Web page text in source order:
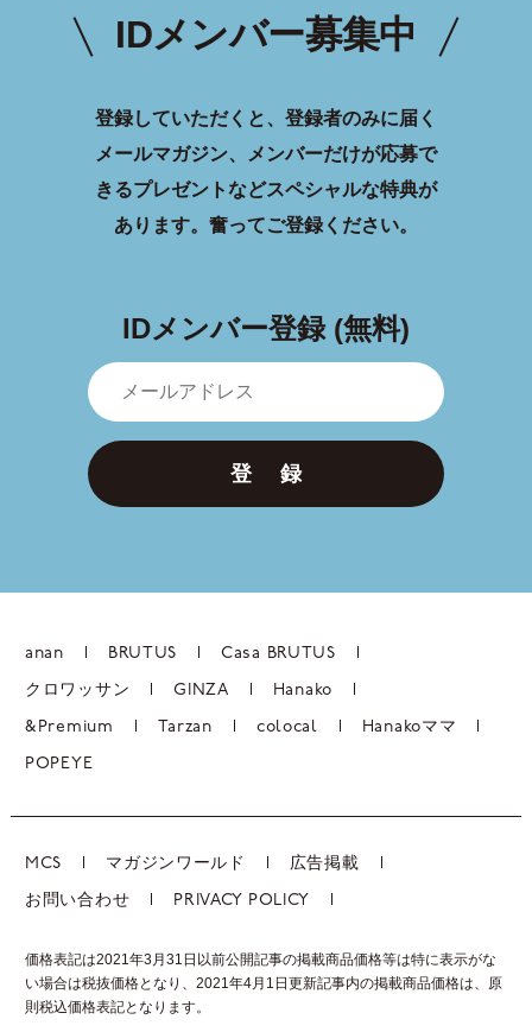
IDメンバー募集中
登録していただくと、登録者のみに届く
メールマガジン、メンバーだけが応募で
きるプレゼントなどスペシャルな特典が
あります。 奮ってご登録ください。
IDメンバー登録 (無料)
登 録
anan BRUTUS Casa BRUTUS
クロワッサン GINZA Hanako
&Premium Tarzan colocal Hanakoママ
POPEYE
MCS マガジンワールド 広告掲載
お問い合わせ PRIVACY POLICY
価格表記は2021年3月31日以前公開記事の掲載商品価格等は特に表示がな
い場合は税抜価格となり、2021年4月1日更新記事内の掲載商品価格は、 原
則税込価格表記となります。